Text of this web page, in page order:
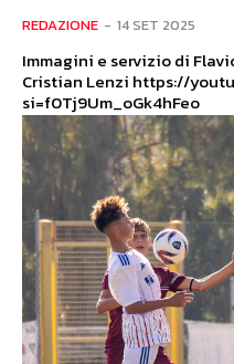
REDAZIONE - 14 SET 2025
Immagini e servizio di
Cristian Lenzi https://youtu.be/UZEQePh7tW4?
si=f0Tj9Um_oGk4hFeo